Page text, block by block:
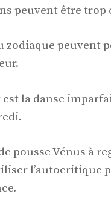
peuvent être trop
zodiaque peuvent
est la danse
pousse Vénus à
l’autocritique